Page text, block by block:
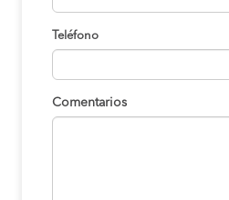
Teléfono
Comentarios